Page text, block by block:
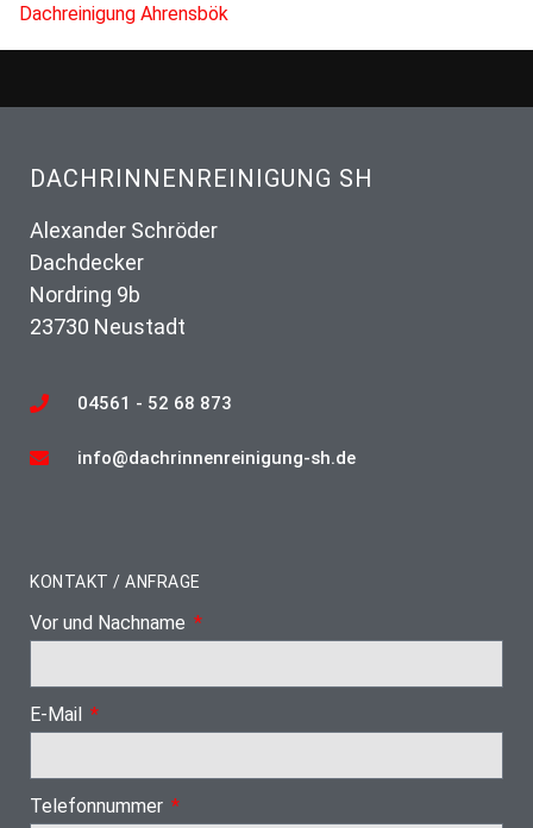
Dachreinigung Ahrensbök
DACHRINNENREINIGUNG SH
Alexander Schröder
Dachdecker
Nordring 9b
23730 Neustadt
04561 - 52 68 873
info@dachrinnenreinigung-sh.de
KONTAKT / ANFRAGE
Vor und Nachname
E-Mail
Telefonnummer